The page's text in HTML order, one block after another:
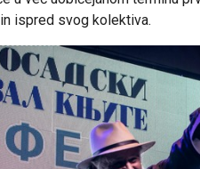
ispred svog kolektiva.